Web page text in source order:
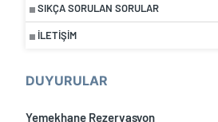
SIKÇA SORULAN SORULAR
İLETIŞIM
DUYURULAR
Yemekhane Rezervasyon